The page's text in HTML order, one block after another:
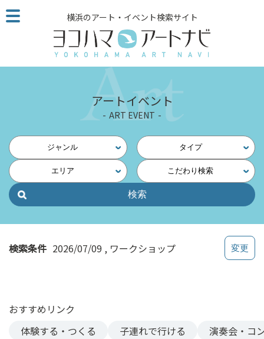
こ
の
ジ
読
他
ペ
の
横浜のアート・イベント検索サイト
アートイベント
ART EVENT
ジャンル タイプ
エリア こだわり検索
検索条件 2026/07/09 ワークショップ
おすすめリンク
体験する・つくる
子連れで行ける 演奏会・コ